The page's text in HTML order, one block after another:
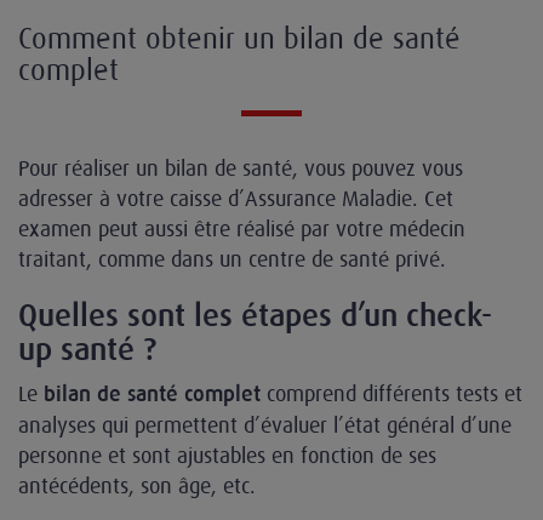
Comment obtenir un bilan de santé
complet
Pour réaliser un bilan de santé, vous pouvez vous
adresser à votre caisse d’Assurance Maladie. Cet
examen peut aussi être réalisé par votre médecin
traitant, comme dans un centre de santé privé.
Quelles sont les étapes d’un check-
up santé ?
Le bilan de santé complet comprend différents tests et
analyses qui permettent d’évaluer l’état général d’une
personne et sont ajustables en fonction de ses
antécédents, son âge, etc.